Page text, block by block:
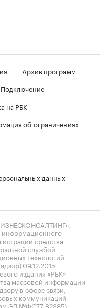
Архив программ
Подключение
на РБК
об ограничениях
данных
информационного
средства
службой
технологий
09.12.2015
издания «РБК»
массовой информации
в сфере связи,
коммуникаций
ЭЛ №ФС77-82385)